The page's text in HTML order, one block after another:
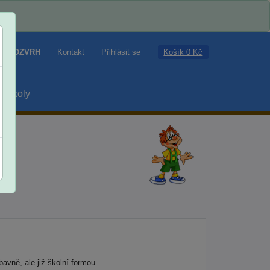
ROZVRH Kontakt Přihlásit se Košík 0 Kč
školy
ale již školní formou.